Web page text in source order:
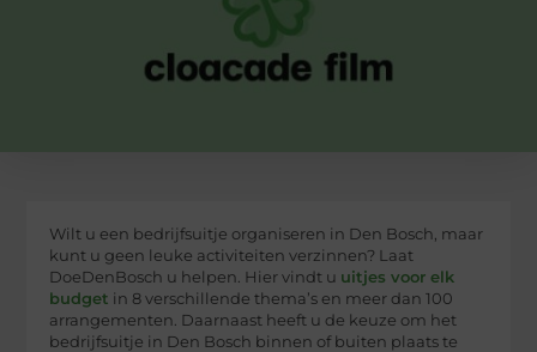
Wilt u een bedrijfsuitje organiseren in Den Bosch, maar
kunt u geen leuke activiteiten verzinnen? Laat
DoeDenBosch u helpen. Hier vindt u uitjes voor elk
budget in 8 verschillende thema’s en meer dan 100
arrangementen. Daarnaast heeft u de keuze om het
bedrijfsuitje in Den Bosch binnen of buiten plaats te